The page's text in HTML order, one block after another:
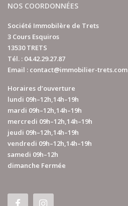
NOS COORDONNÉES
Société Immobilère de Trets
3 Cours Esquiros
13530 TRETS
Tél. : 04.42.29.27.87
Email : contact@immobilier-trets.com
Horaires d’ouverture
lundi 09h–12h,14h–19h
mardi 09h–12h,14h–19h
mercredi 09h–12h,14h–19h
jeudi 09h–12h,14h–19h
vendredi 09h–12h,14h–19h
samedi 09h–12h
dimanche Fermée